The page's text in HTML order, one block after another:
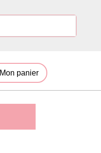
Mon panier